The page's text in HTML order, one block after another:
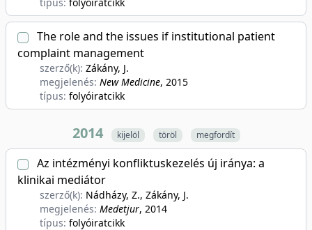
The role and the issues if institutional patient
complaint management
szerző(k): Zákány, J.
megjelenés: New Medicine, 2015
típus: folyóiratcikk
2014 kijelöl töröl megfordít
Az intézményi konfliktuskezelés új iránya: a
klinikai mediátor
szerző(k): Nádházy, Z., Zákány, J.
megjelenés: Medetjur, 2014
típus: folyóiratcikk